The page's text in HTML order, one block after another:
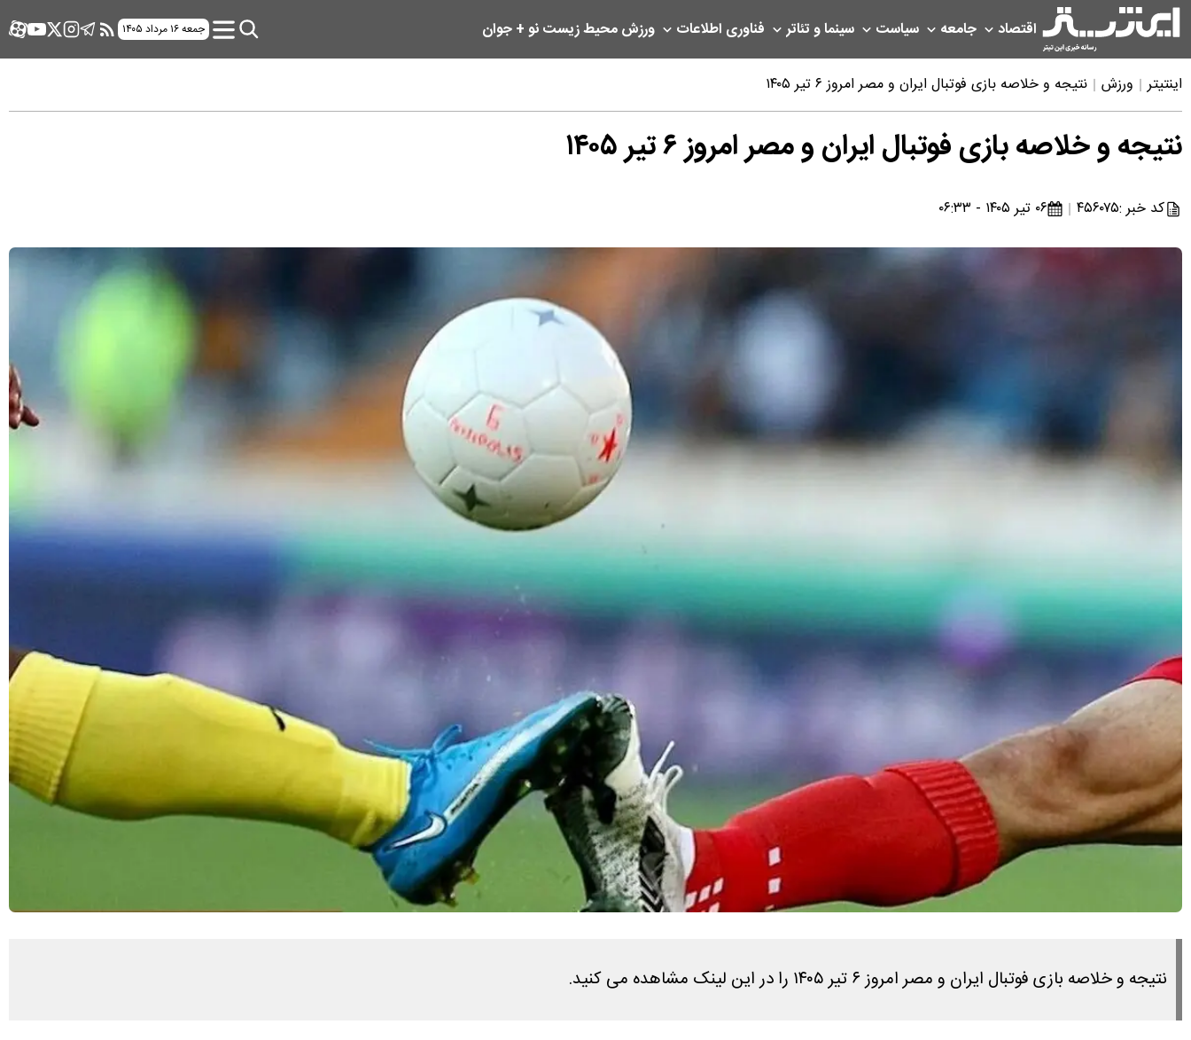
اقتصاد جامعه سیاست سینما و تئاتر فناوری اطلاعات ورزشمحیط زیستنو + جوان جمعه ۱۶ مرداد ۱۴۰۵
اینتیتر ورزش نتیجه و خلاصه بازی فوتبال ایران و مصر امروز ۶ تیر ۱۴۰۵
نتیجه و خلاصه بازی فوتبال ایران و مصر امروز ۶ تیر ۱۴۰۵
کد خبر :۴۵۶۰۷۵ ۰۶ تیر ۱۴۰۵ - ۰۶:۳۳
نتیجه و خلاصه بازی فوتبال ایران و مصر امروز ۶ تیر ۱۴۰۵ را در این لینک مشاهده می کنید.